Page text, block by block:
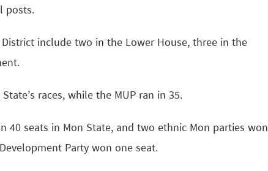
posts.
include two in the Lower House, three in the
races, while the MUP ran in 35.
40 seats in Mon State, and two ethnic Mon parties won
Party won one seat.